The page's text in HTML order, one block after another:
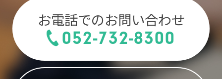
お電話でのお問い合わせ
052-732-8300